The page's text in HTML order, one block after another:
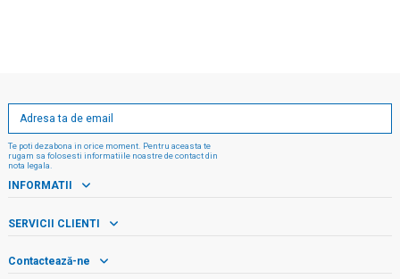
Te poti dezabona in orice moment. Pentru aceasta te
rugam sa folosesti informatiile noastre de contact din
nota legala.
INFORMATII
SERVICII CLIENTI
Contactează-ne